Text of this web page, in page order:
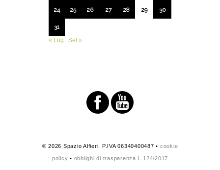
24 25 26 27 28 29 30
31
« Lug
Set »
© 2026 Spazio Alfieri. P.IVA 06340400487 • cookie
policy • obblighi di trasparenza L.124/2017